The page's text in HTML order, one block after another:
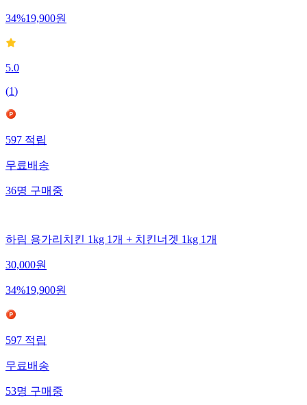
34%19,900원
5.0
(1)
597 적립
무료배송
36명 구매중
하림 용가리치킨 1kg 1개 + 치킨너겟 1kg 1개
30,000원
34%19,900원
597 적립
무료배송
53명 구매중